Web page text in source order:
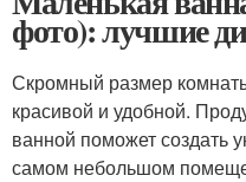
фото): лучшие
Скромный размер
красивой и удобной.
ванной поможет создать
самом небольшом